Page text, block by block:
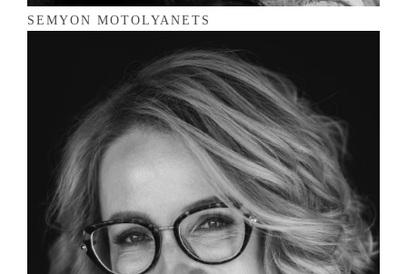
SEMYON MOTOLYANETS